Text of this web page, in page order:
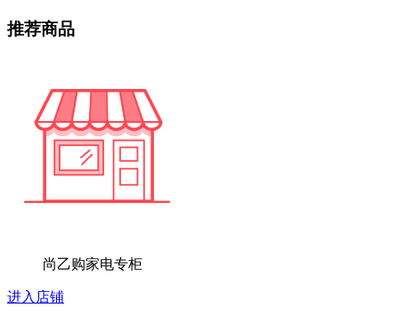
推荐商品
尚乙购家电专柜
进入店铺